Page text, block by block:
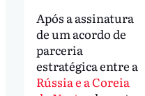
Após a assinatura
de um acordo de
parceria
estratégica entre a
Rússia e a Coreia